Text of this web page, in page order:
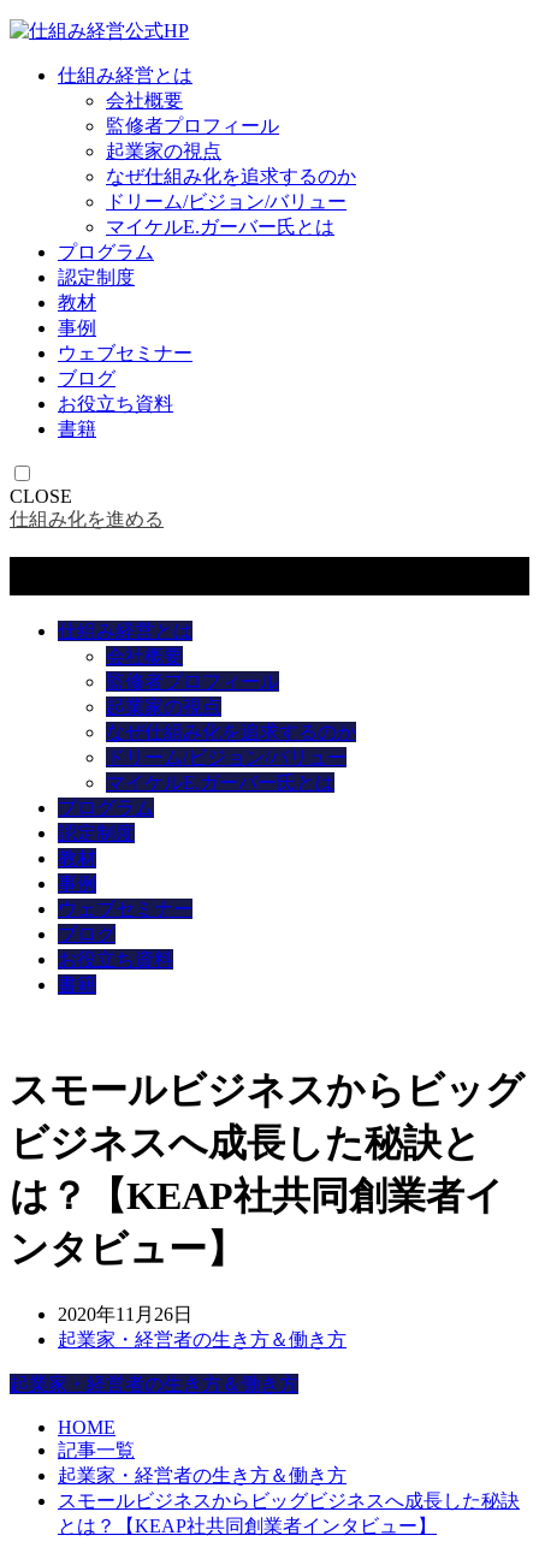
仕組み経営とは
会社概要
監修者プロフィール
起業家の視点
なぜ仕組み化を追求するのか
ドリーム/ビジョン/バリュー
マイケルE.ガーバー氏とは
プログラム
認定制度
教材
事例
ウェブセミナー
ブログ
お役立ち資料
書籍
CLOSE
仕組み化を進める
仕組み経営とは
会社概要
監修者プロフィール
起業家の視点
なぜ仕組み化を追求するのか
ドリーム/ビジョン/バリュー
マイケルE.ガーバー氏とは
プログラム
認定制度
教材
事例
ウェブセミナー
ブログ
お役立ち資料
書籍
スモールビジネスからビッグ
ビジネスへ成長した秘訣と
は？【KEAP社共同創業者イ
ンタビュー】
2020年11月26日
起業家・経営者の生き方＆働き方
起業家・経営者の生き方＆働き方
HOME
記事一覧
起業家・経営者の生き方＆働き方
スモールビジネスからビッグビジネスへ成長した秘訣
とは？【KEAP社共同創業者インタビュー】